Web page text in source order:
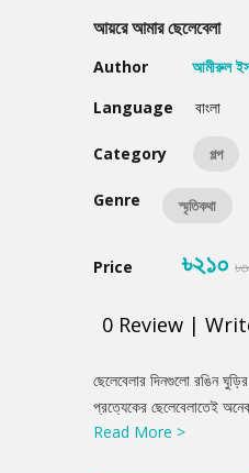
আয়রে আমার ছেলেবেলা
Author
আমীরুল
Language
বাংলা
Category গল্প
Genre স্মৃতিকথা
Price ৳২১০
0 Review |
Product
Summery
ছেলেবেলার দিনগুলো রঙিন
প্রত্যেকের ছেলেবেলাতেই
যায়। আমীরুল ইসলামের
Read More >